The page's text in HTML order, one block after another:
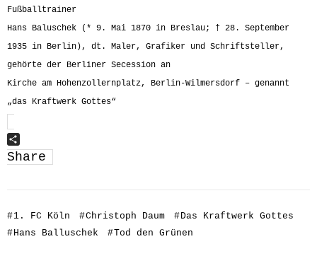
Fußballtrainer
Hans Baluschek (* 9. Mai 1870 in Breslau; † 28. September
1935 in Berlin), dt. Maler, Grafiker und Schriftsteller,
gehörte der Berliner Secession an
Kirche am Hohenzollernplatz, Berlin-Wilmersdorf – genannt
„das Kraftwerk Gottes“
Share
#1. FC Köln #Christoph Daum #Das Kraftwerk Gottes
#Hans Balluschek #Tod den Grünen